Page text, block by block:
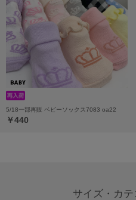
5/18一部再販 ベビーソックス7083 oa22
￥440
サイズ・カ